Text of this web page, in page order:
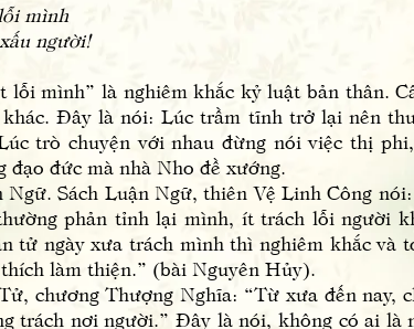
mình
người!
mình” là nghiêm khắc kỷ luật bản thân.
Đây là nói: Lúc trầm tĩnh trở lại nên
trò chuyện với nhau đừng nói việc thị
đức mà nhà Nho đề xướng.
Sách Luận Ngữ, thiên Vệ Linh Công nói:
phản tỉnh lại mình, ít trách lỗi người
tử ngày xưa trách mình thì nghiêm khắc và
làm thiện.” (bài Nguyên Hủy).
Thượng Nghĩa: “Từ xưa đến nay,
trách nơi người.” Đây là nói, không có ai là